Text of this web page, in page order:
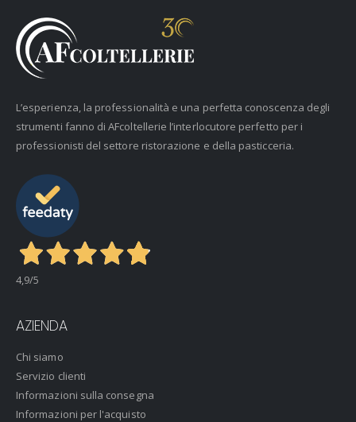
L’esperienza, la professionalità e una perfetta conoscenza degli
strumenti fanno di AFcoltellerie l’interlocutore perfetto per i
professionisti del settore ristorazione e della pasticceria.
4,9/5
AZIENDA
Chi siamo
Servizio clienti
Informazioni sulla consegna
Informazioni per l'acquisto